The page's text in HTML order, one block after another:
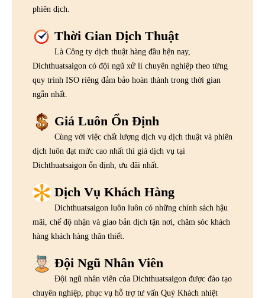
phiên dịch.
Thời Gian Dịch Thuật
Là Công ty dịch thuật hàng đầu hện nay,
Dichthuatsaigon có đội ngũ xử lí chuyên nghiệp theo từng
quy trình ISO riêng đảm bảo hoàn thành trong thời gian
ngắn nhất.
Giá Luôn Ổn Định
Cùng với việc chất lượng dịch vụ dịch thuật và phiên
dịch luôn đạt mức cao nhất thì giá dịch vụ tại
Dichthuatsaigon ổn định, ưu đãi nhất.
Dịch Vụ Khách Hàng
Dichthuatsaigon luôn luôn có những chính sách hậu
mãi, chế độ nhận và giao bản dịch tận nơi, chăm sóc khách
hàng khách hàng thân thiết.
Đội Ngũ Nhân Viên
Đội ngũ nhân viên của Dichthuatsaigon được đào tạo
chuyên nghiệp, phục vụ hỗ trợ tư vấn Quý Khách nhiệt